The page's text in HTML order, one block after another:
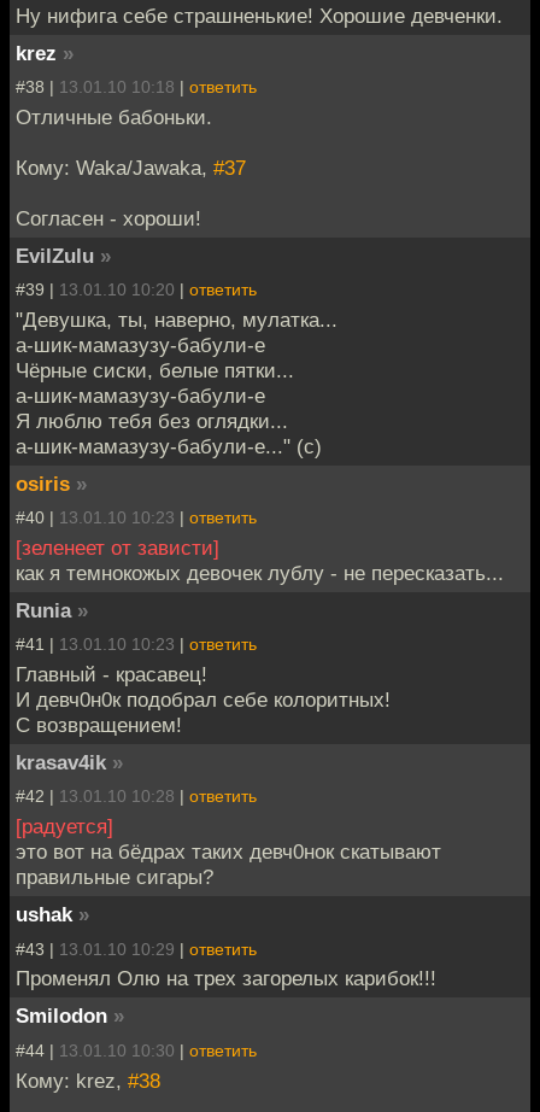
Ну нифига себе страшненькие! Хорошие девченки.
krez »
#38 | 13.01.10 10:18 | ответить
Отличные бабоньки.
Кому: Waka/Jawaka, #37
Согласен - хороши!
EvilZulu »
#39 | 13.01.10 10:20 | ответить
"Девушка, ты, наверно, мулатка...
а-шик-мамазузу-бабули-е
Чёрные сиски, белые пятки...
а-шик-мамазузу-бабули-е
Я люблю тебя без оглядки...
а-шик-мамазузу-бабули-е..." (с)
osiris »
#40 | 13.01.10 10:23 | ответить
[зеленеет от зависти]
как я темнокожых девочек лублу - не пересказать...
Runia »
#41 | 13.01.10 10:23 | ответить
Главный - красавец!
И девч0н0к подобрал себе колоритных!
С возвращением!
krasav4ik »
#42 | 13.01.10 10:28 | ответить
[радуется]
это вот на бёдрах таких девч0нок скатывают
правильные сигары?
ushak »
#43 | 13.01.10 10:29 | ответить
Променял Олю на трех загорелых карибок!!!
Smilodon »
#44 | 13.01.10 10:30 | ответить
Кому: krez, #38